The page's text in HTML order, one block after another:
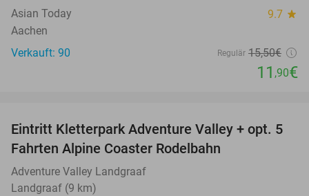
Asian Today 9.7 star
Aachen
Verkauft: 90
Regulär 15,50€
11 ,90€
17%
Eintritt Kletterpark Adventure Valley + opt. 5
Fahrten Alpine Coaster Rodelbahn
Adventure Valley Landgraaf
Landgraaf (9 km)